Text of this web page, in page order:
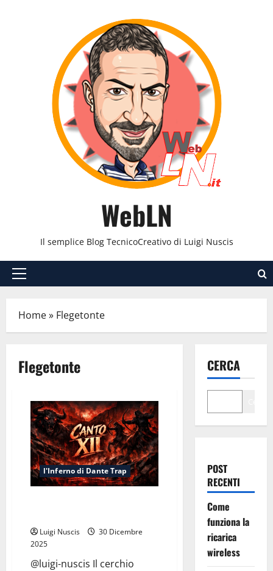
WebLN
Il semplice Blog TecnicoCreativo di Luigi Nuscis
Menu
Home» Flegetonte
Flegetonte
l'Inferno di Dante Trap
Luigi Nuscis
30 Dicembre
2025
@luigi-nuscis Il cerchio
CERCA
POST
RECENTI
Come
funziona la
ricarica
wireless